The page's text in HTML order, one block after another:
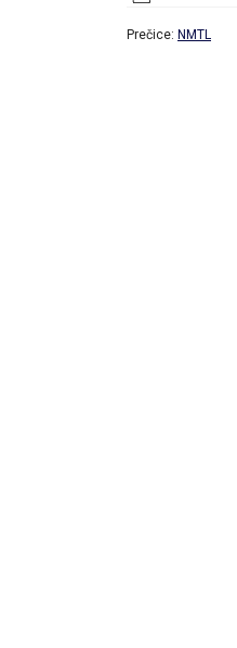
Prečice: NMTL